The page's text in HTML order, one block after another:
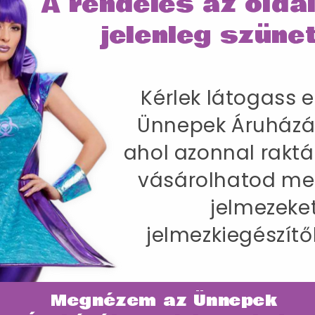
IRÁNY AZ
SZÁLLÍTÁS
Testhez Álló Jelmez Férfiaknak
Cipőtakaróval - XL
107 cm / Belső lábhossz 84 cm
Megnézem az Ünnepek
Kérlek látogass
Ünnepek
ahol azonnal
vásárolhatod
jelenleg